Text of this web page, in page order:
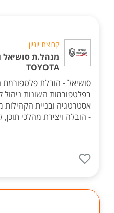
קבוצת יוניון
מנהל.ת סושיאל
TOYOTA
סושיאל - הובלת
בפלטפורמות השונות ניהול
אסטרטגיה ובניית הקהילות
- הובלה ויצירת מהלכי